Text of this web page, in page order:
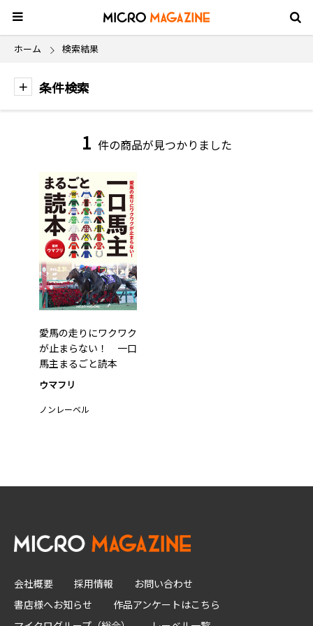
ホーム 検索結果
条件検索
1 件の商品が見つかりました
愛馬の走りにワクワク
が止まらない！ 一口
馬主まるごと読本
ウマフリ
ノンレーベル
会社概要 採用情報
お問い合わせ
書店様へお知らせ
作品アンケートはこちら